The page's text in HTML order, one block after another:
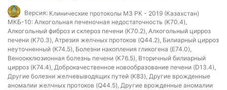
Версия: Клинические протоколы МЗ РК - 2019 (Казахстан)
МКБ-10: Алкогольная печеночная недостаточность (K70.4),
Алкогольный фиброз и склероз печени (K70.2), Алкогольный цирроз
печени (K70.3), Атрезия желчных протоков (Q44.2), Билиарный цирроз
неуточненный (K74.5), Болезни накопления гликогена (E74.0),
Веноокклюзионная болезнь печени (K76.5), Вторичный билиарный
цирроз (K74.4), Доброкачественное новообразование печени (D13.4),
Другие болезни желчевыводящих путей (K83), Другие врожденные
аномалии желчных протоков (Q44.5), Другие врожденные аномалии